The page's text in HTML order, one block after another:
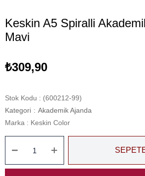
Keskin A5 Spiralli
Mavi
₺309,90
Stok Kodu
(600212-99)
Kategori : Akademik Ajanda
Marka : Keskin Color